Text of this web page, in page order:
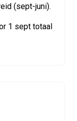
(sept-juni).
1 sept totaal